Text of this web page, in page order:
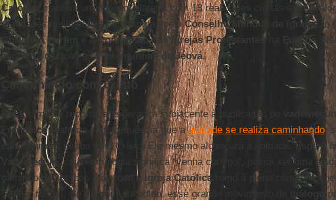
Católica
mantém um diálogo bilateral com 13 realidades cristãs e um
realidades multilaterais constituídas peloConselho Mundial de Igrejas , o
Christian Forum
e aComunhão das Igrejas Protestantesna Europa .
nenhuma menção àsTestemunhas de Jeová.
Caminhando com Cristo
Kocktambém recorda a esperança subjacente à publicação do
Franciscoreafirma com frequência que aunidade se realiza caminhando:
caminharmos juntos com Cristo, Ele mesmo alcançará a unidade. Espero
Vademecum , cuja etimologia significa “venha comigo”, possa ser uma
caminho dos bispos e de toda a Igreja Católica
rumo à plena comunhão
Senhor rezou”. Se for bem-sucedido, esse grande movimento de
diálogo